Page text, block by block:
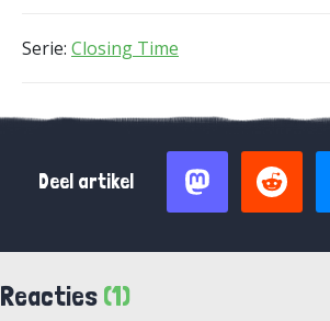
Serie: Closing Time
Deel artikel
Reacties (1)